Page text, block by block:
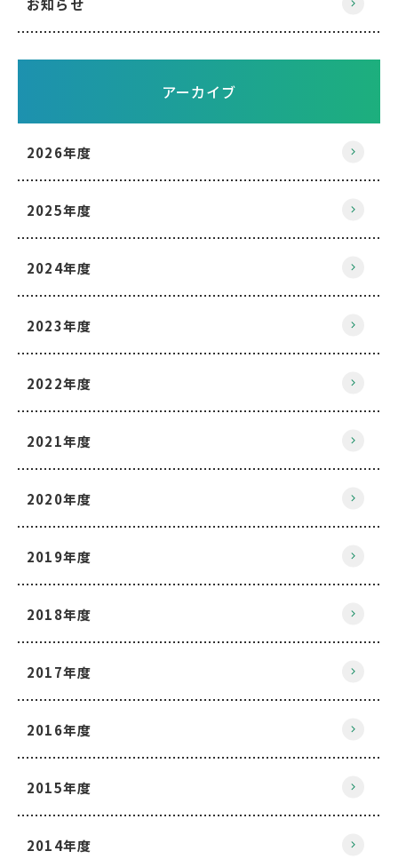
アーカイブ
2026年度
2025年度
2024年度
2023年度
2022年度
2021年度
2020年度
2019年度
2018年度
2017年度
2016年度
2015年度
2014年度